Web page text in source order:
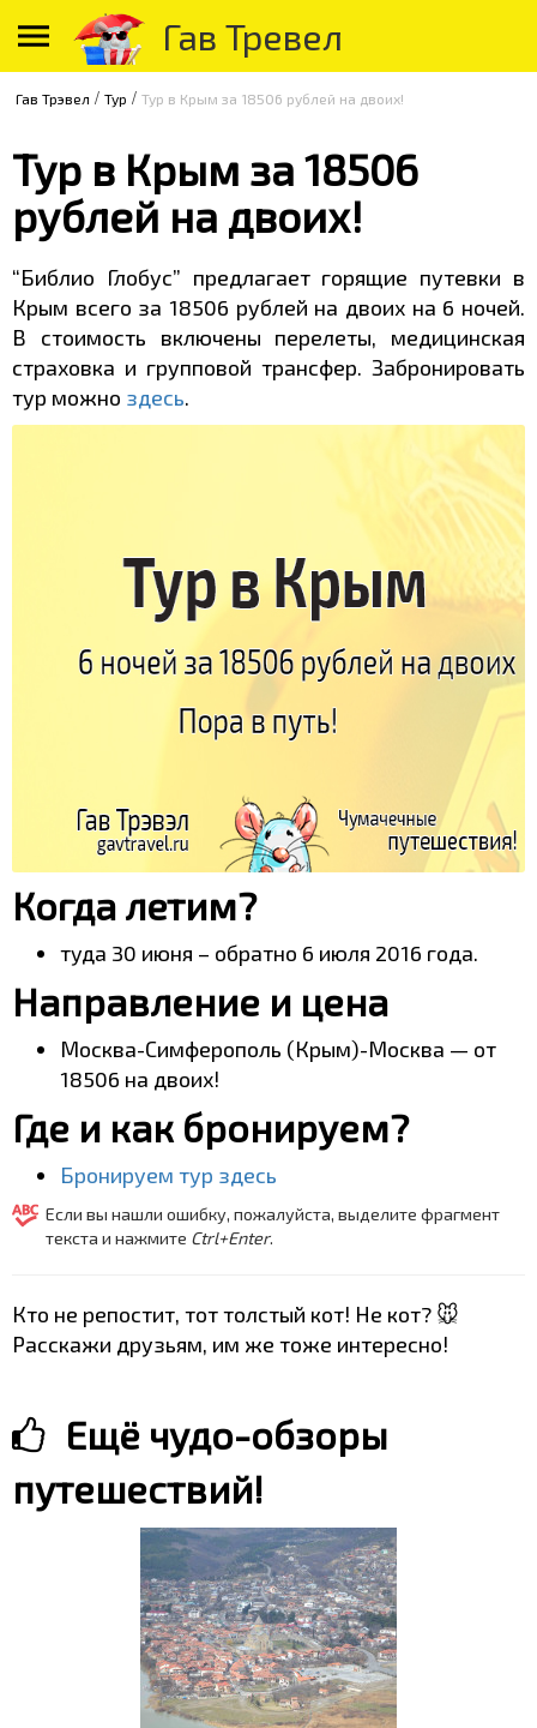
Гав Тревел
Гав Трэвел / Тур / Тур в Крым за 18506 рублей на двоих!
Тур в Крым за 18506
рублей на двоих!
“Библио Глобус” предлагает горящие путевки в
Крым всего за 18506 рублей на двоих на 6 ночей.
В стоимость включены перелеты, медицинская
страховка и групповой трансфер. Забронировать
тур можно здесь.
Когда летим?
туда 30 июня – обратно 6 июля 2016 года.
Направление и цена
Москва-Симферополь (Крым)-Москва — от
18506 на двоих!
Где и как бронируем?
Бронируем тур здесь
Если вы нашли ошибку, пожалуйста, выделите фрагмент
текста и нажмите Ctrl+Enter.
Кто не репостит, тот толстый кот! Не кот? 🐭
Расскажи друзьям, им же тоже интересно!
Ещё чудо-обзоры
путешествий!